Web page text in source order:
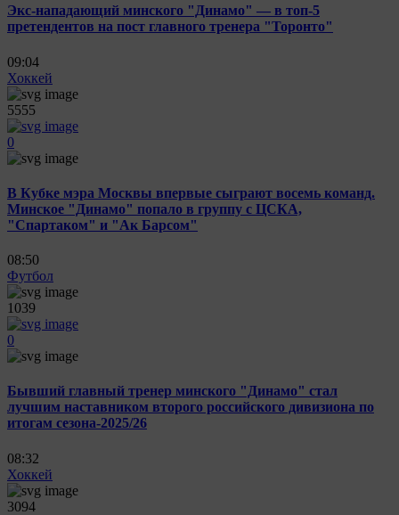
Экс-нападающий минского "Динамо" — в топ-5
претендентов на пост главного тренера "Торонто"
09:04
Хоккей
5555
0
В Кубке мэра Москвы впервые сыграют восемь команд.
Минское "Динамо" попало в группу с ЦСКА,
"Спартаком" и "Ак Барсом"
08:50
Футбол
1039
0
Бывший главный тренер минского "Динамо" стал
лучшим наставником второго российского дивизиона по
итогам сезона-2025/26
08:32
Хоккей
3094